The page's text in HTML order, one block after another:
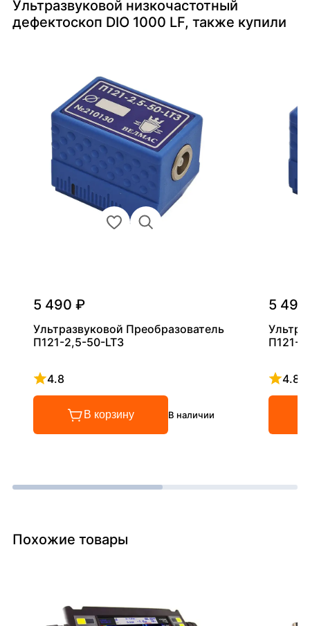
Ультразвуковой низкочастотный
дефектоскоп DIO 1000 LF, также купили
5 490 ₽
Ультразвуковой Преобразователь
П121-2,5-50-LT3
4.8
Рейтинг 4.8 из 5
В корзину В наличии
5
П121-
4.8
Похожие товары